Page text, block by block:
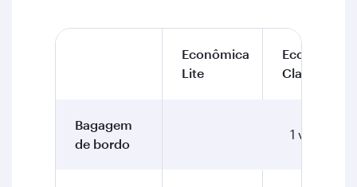
Econômica
Lite
Econômica
Classic
Bagagem
de bordo
1 volume